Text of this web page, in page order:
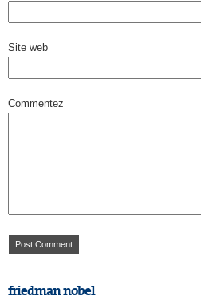
Site web
Commentez
friedman nobel